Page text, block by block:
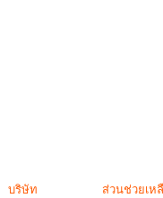
บริษัท ส่วนช่วยเห